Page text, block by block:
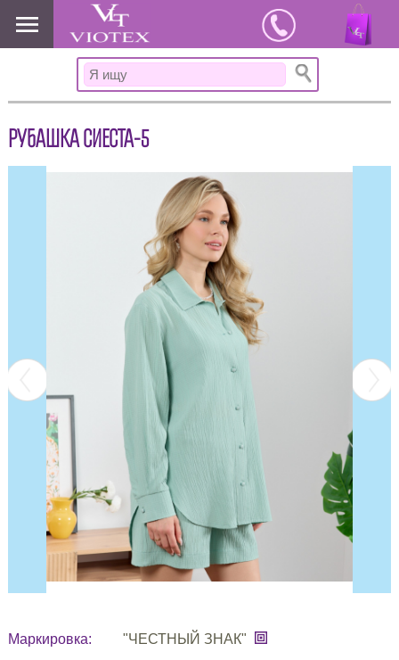
www.viotex37.ru
РУБАШКА СИЕСТА-5
Маркировка:
"ЧЕСТНЫЙ ЗНАК"